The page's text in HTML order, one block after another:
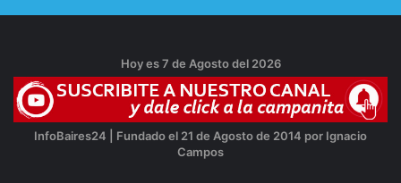
Hoy es 7 de Agosto del 2026
InfoBaires24 | Fundado el 21 de Agosto de 2014 por Ignacio
Campos